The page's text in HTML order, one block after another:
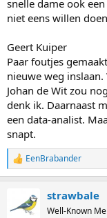
snelle dame ook
niet eens willen
Geert Kuiper
Paar foutjes
nieuwe weg
Johan de Wit zou
denk ik. Daarnaast
een data-analist.
snapt.
R
e
t
EenBrabander
strawbale
Well-Known